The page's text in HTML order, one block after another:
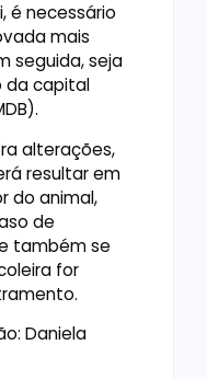
é necessário
mais
seguida, seja
da capital
alterações,
resultar em
do animal,
de
também se
for
Daniela